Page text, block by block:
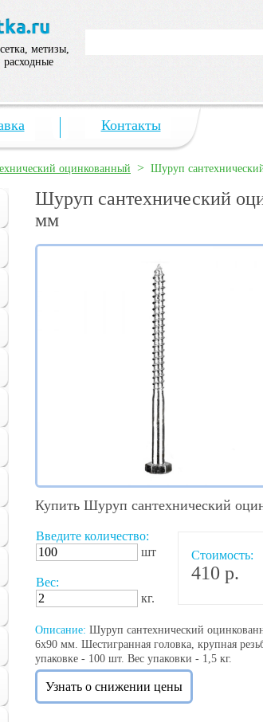
метизы,
Контакты
оцинкованный > Шуруп
Шуруп сантехнический
мм
Купить Шуруп сантехнический
Введите количество:
шт
Вес:
кг.
Стоимость:
410 р.
Описание: Шуруп сантехнический
6х90 мм. Шестигранная головка, крупная
упаковке - 100 шт. Вес упаковки - 1,5 кг.
Узнать о снижении цены